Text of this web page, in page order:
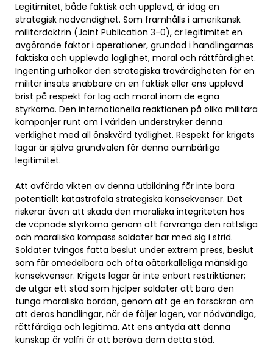
Legitimitet, både faktisk och upplevd, är idag en
strategisk nödvändighet. Som framhålls i amerikansk
militärdoktrin (Joint Publication 3-0), är legitimitet en
avgörande faktor i operationer, grundad i handlingarnas
faktiska och upplevda laglighet, moral och rättfärdighet.
Ingenting urholkar den strategiska trovärdigheten för en
militär insats snabbare än en faktisk eller ens upplevd
brist på respekt för lag och moral inom de egna
styrkorna. Den internationella reaktionen på olika militära
kampanjer runt om i världen understryker denna
verklighet med all önskvärd tydlighet. Respekt för krigets
lagar är själva grundvalen för denna oumbärliga
legitimitet.
Att avfärda vikten av denna utbildning får inte bara
potentiellt katastrofala strategiska konsekvenser. Det
riskerar även att skada den moraliska integriteten hos
de väpnade styrkorna genom att förvränga den rättsliga
och moraliska kompass soldater bär med sig i strid.
Soldater tvingas fatta beslut under extrem press, beslut
som får omedelbara och ofta oåterkalleliga mänskliga
konsekvenser. Krigets lagar är inte enbart restriktioner;
de utgör ett stöd som hjälper soldater att bära den
tunga moraliska bördan, genom att ge en försäkran om
att deras handlingar, när de följer lagen, var nödvändiga,
rättfärdiga och legitima. Att ens antyda att denna
kunskap är valfri är att beröva dem detta stöd.